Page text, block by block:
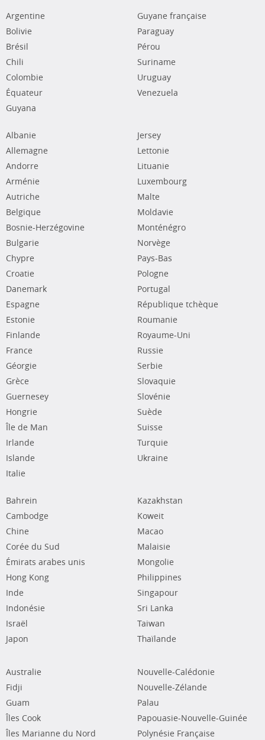
Argentine
Bolivie
Brésil
Chili
Colombie
Équateur
Guyana
Guyane française
Paraguay
Pérou
Suriname
Uruguay
Venezuela
Albanie
Allemagne
Andorre
Arménie
Autriche
Belgique
Bosnie-Herzégovine
Bulgarie
Chypre
Croatie
Danemark
Espagne
Estonie
Finlande
France
Géorgie
Grèce
Guernesey
Hongrie
Île de Man
Irlande
Islande
Italie
Jersey
Lettonie
Lituanie
Luxembourg
Malte
Moldavie
Monténégro
Norvège
Pays-Bas
Pologne
Portugal
République tchèque
Roumanie
Royaume-Uni
Russie
Serbie
Slovaquie
Slovénie
Suède
Suisse
Turquie
Ukraine
Bahrein
Cambodge
Chine
Corée du Sud
Émirats arabes unis
Hong Kong
Inde
Indonésie
Israël
Japon
Kazakhstan
Koweit
Macao
Malaisie
Mongolie
Philippines
Singapour
Sri Lanka
Taiwan
Thaïlande
Australie
Fidji
Guam
Îles Cook
Îles Marianne du Nord
Nouvelle-Calédonie
Nouvelle-Zélande
Palau
Papouasie-Nouvelle-Guinée
Polynésie Française